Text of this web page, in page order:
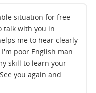
situation for free
talk with you in
me to hear clearly
poor English man
skill to learn your
you again and